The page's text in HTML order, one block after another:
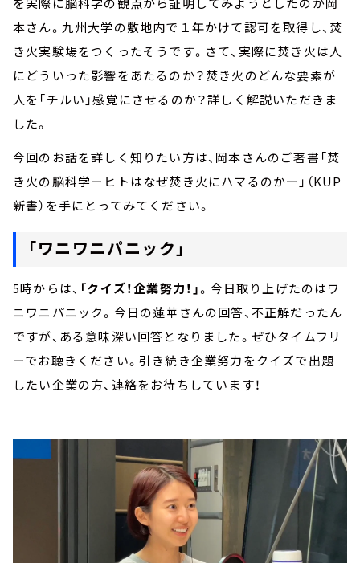
本さん。九州大学の敷地内で１年かけて認可を取得し、焚
き火実験場をつくったそうです。さて、実際に焚き火は人
にどういった影響をあたるのか？焚き火のどんな要素が
人を「チルい」感覚にさせるのか？詳しく解説いただきま
した。
今回のお話を詳しく知りたい方は、岡本さんのご著書「焚
き火の脳科学ーヒトはなぜ焚き火にハマるのかー」（KUP
新書）を手にとってみてください。
「ワニワニパニック」
5時からは、 「クイズ！企業努力！」。今日取り上げたのはワ
ニワニパニック。今日の蓮華さんの回答、不正解だったん
ですが、ある意味深い回答となりました。ぜひタイムフリ
ーでお聴きください。引き続き企業努力をクイズで出題
したい企業の方、連絡をお待ちしています！